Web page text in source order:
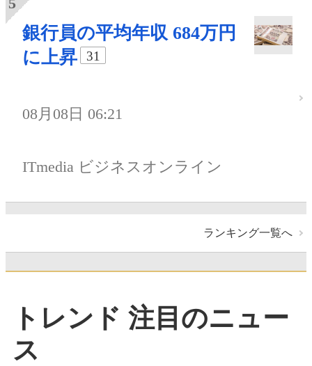
銀行員の平均年収 684万円
に上昇
31
08月08日 06:21
ITmedia ビジネスオンライン
ランキング一覧へ
トレンド 注目のニュー
ス